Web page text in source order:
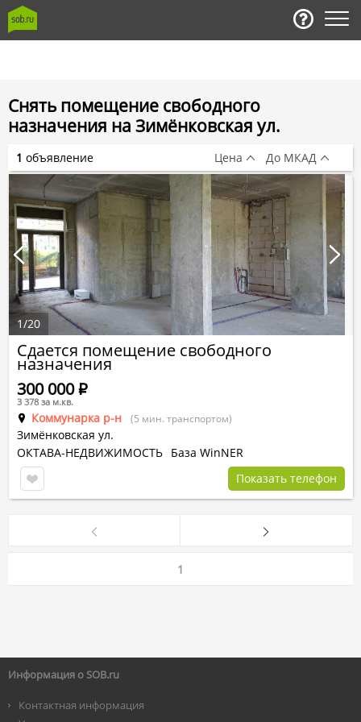
Снять помещение свободного
назначения на Зимёнковская ул.
Сдается помещение свободного
назначения
Коммунарка р-н (5 мин. транспортом)
Зимёнковская ул.
300 000Р
3 378 за м.кв.
ОКТАВА-НЕДВИЖИМОСТЬ База WinNER
Показать телефон
1/20
1 объявление Цена До МКАД
1
Информация о SOB.ru
Контактная информация